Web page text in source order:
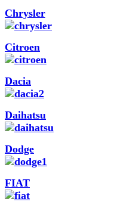
Chrysler
Citroen
Dacia
Daihatsu
Dodge
FIAT